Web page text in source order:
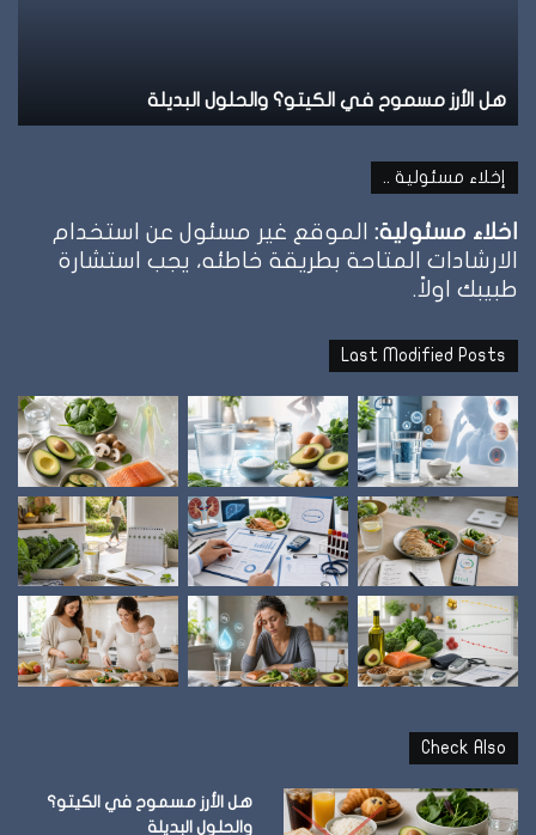
هل الأرز مسموح في الكيتو؟ والحلول البديلة
إخلاء مسئولية ..
اخلاء مسئولية: الموقع غير مسئول عن استخدام
الارشادات المتاحة بطريقة خاطئه، يجب استشارة
طبيبك اولاً.
Last Modified Posts
Check Also
هل الأرز مسموح في الكيتو؟
والحلول البديلة